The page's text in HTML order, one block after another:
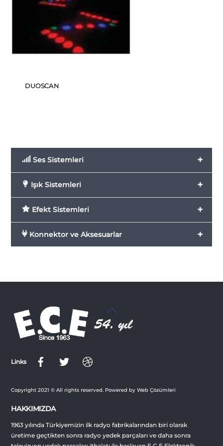
DUOSCAN
+
Ses Sistemleri
+
Işık Sistemleri
+
Efekt Sistemleri
+
Konnektor ve Aksesuarlar
Back
Top
Links
Copyright 2021 © All rights reserved. Powered by Web Çözümleri
HAKKIMIZDA
1963 yılında Türkiyemizin ilk radyo fabrikalarından biri olarak
üretime geçtikten sonra radyo yedek parçaları ve daha sonra